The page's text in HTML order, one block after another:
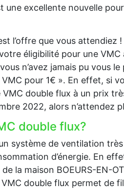
une excellente nouvelle
l’offre que vous attendiez !
éligibilité pour une VMC
n’avez jamais pu vous
VMC pour 1€ ». En effet, si
VMC double flux à un prix
2022, alors n’attendez
double flux?
système de ventilation
d’énergie. En
la maison BOEURS-EN-
double flux permet de